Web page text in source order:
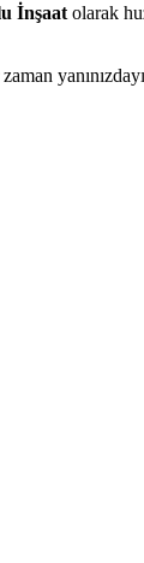
İnşaat olarak